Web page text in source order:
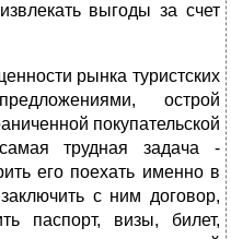
выгоды за счет
рынка туристских
острой
покупательской
трудная задача -
его поехать именно в
с ним договор,
паспорт, визы, билет,